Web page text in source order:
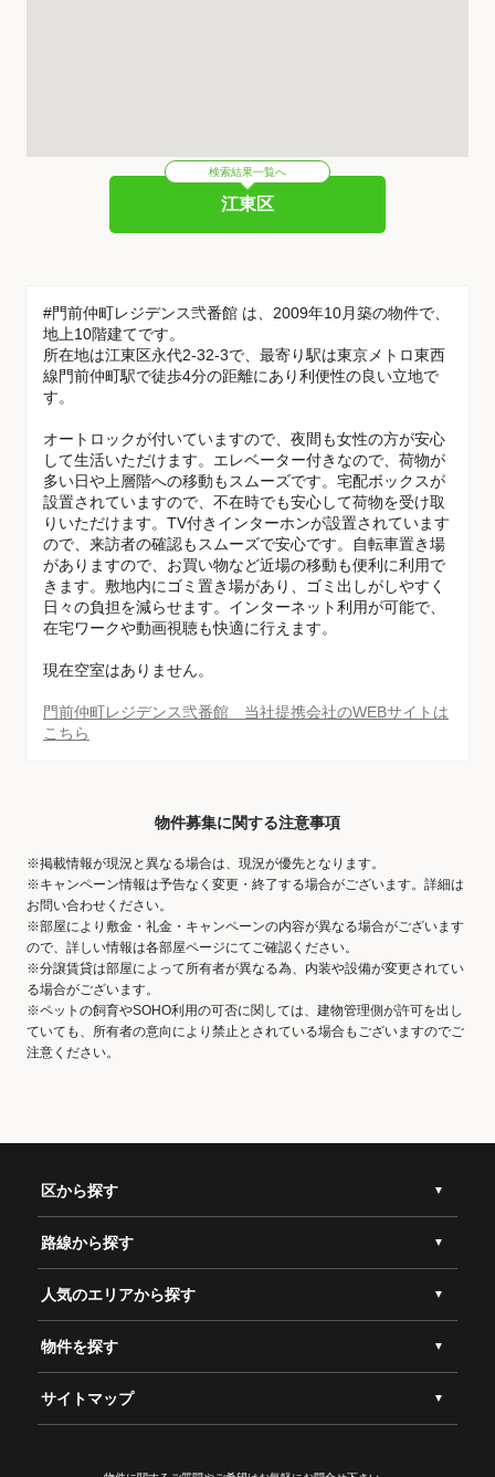
検索結果一覧へ
江東区
#門前仲町レジデンス弐番館 は、2009年10月築の物件で、
地上10階建てです。
所在地は江東区永代2-32-3で、最寄り駅は東京メトロ東西
線門前仲町駅で徒歩4分の距離にあり利便性の良い立地で
す。
オートロックが付いていますので、夜間も女性の方が安心
して生活いただけます。エレベーター付きなので、荷物が
多い日や上層階への移動もスムーズです。宅配ボックスが
設置されていますので、不在時でも安心して荷物を受け取
りいただけます。TV付きインターホンが設置されています
ので、来訪者の確認もスムーズで安心です。自転車置き場
がありますので、お買い物など近場の移動も便利に利用で
きます。敷地内にゴミ置き場があり、ゴミ出しがしやすく
日々の負担を減らせます。インターネット利用が可能で、
在宅ワークや動画視聴も快適に行えます。
現在空室はありません。
門前仲町レジデンス弐番館 当社提携会社のWEBサイトは
こちら
物件募集に関する注意事項
※掲載情報が現況と異なる場合は、現況が優先となります。
※キャンペーン情報は予告なく変更・終了する場合がございます。詳細は
お問い合わせください。
※部屋により敷金・礼金・キャンペーンの内容が異なる場合がございます
ので、詳しい情報は各部屋ページにてご確認ください。
※分譲賃貸は部屋によって所有者が異なる為、内装や設備が変更されてい
る場合がございます。
※ペットの飼育やSOHO利用の可否に関しては、建物管理側が許可を出し
ていても、所有者の意向により禁止とされている場合もございますのでご
注意ください。
区から探す
路線から探す
人気のエリアから探す
物件を探す
サイトマップ